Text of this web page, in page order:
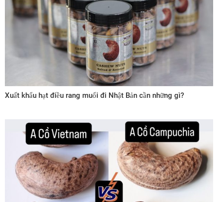
Xuất khẩu hạt điều rang muối đi Nhật Bản cần những gì?